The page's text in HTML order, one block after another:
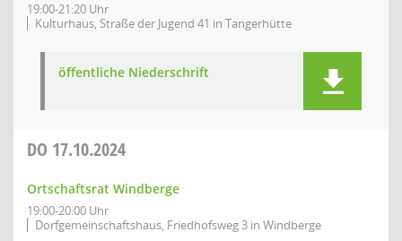
19:00-21:20 Uhr
Kulturhaus, Straße der Jugend 41 in Tangerhütte
öffentliche Niederschrift
DO 17.10.2024
Ortschaftsrat Windberge
19:00-20:00 Uhr
Dorfgemeinschaftshaus, Friedhofsweg 3 in Windberge